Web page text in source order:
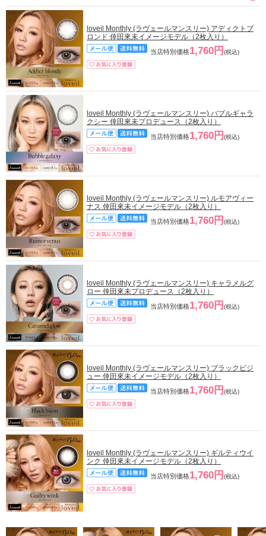
loveil Monthly (ラヴェールマンスリー) アディクトブ
ロンド 倖田來未イメージモデル（2枚入り）
当店特別価格1,760円 (税込)
loveil Monthly (ラヴェールマンスリー) バブルギャラ
クシー 倖田來未プロデュース（2枚入り）
当店特別価格1,760円 (税込)
loveil Monthly (ラヴェールマンスリー) ルモアヴィー
ナス 倖田來未イメージモデル（2枚入り）
当店特別価格1,760円 (税込)
loveil Monthly (ラヴェールマンスリー) キャラメルグ
ロー 倖田來未プロデュース（2枚入り）
当店特別価格1,760円 (税込)
loveil Monthly (ラヴェールマンスリー) ブラックビジ
ュー 倖田來未イメージモデル（2枚入り）
当店特別価格1,760円 (税込)
loveil Monthly (ラヴェールマンスリー) ギルティウイ
ンク 倖田來未イメージモデル（2枚入り）
当店特別価格1,760円 (税込)